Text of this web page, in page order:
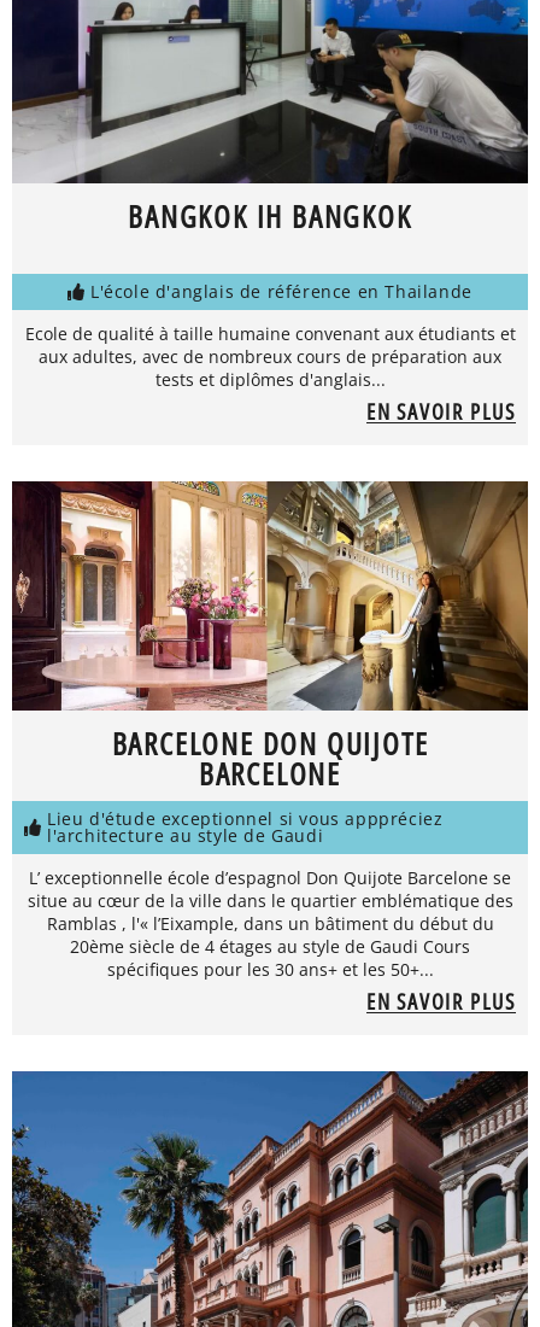
BANGKOK IH BANGKOK
L'école d'anglais de référence en Thailande
Ecole de qualité à taille humaine convenant aux étudiants et
aux adultes, avec de nombreux cours de préparation aux
tests et diplômes d'anglais...
EN SAVOIR PLUS
BARCELONE DON QUIJOTE
BARCELONE
Lieu d'étude exceptionnel si vous apppréciez
l'architecture au style de Gaudi
L’ exceptionnelle école d’espagnol Don Quijote Barcelone se
situe au cœur de la ville dans le quartier emblématique des
Ramblas , l'« l’Eixample, dans un bâtiment du début du
20ème siècle de 4 étages au style de Gaudi Cours
spécifiques pour les 30 ans+ et les 50+...
EN SAVOIR PLUS